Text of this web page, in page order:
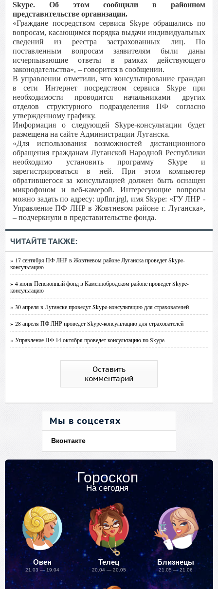
Skype. Об этом сообщили в районном
представительстве организации.
«Граждане посредством сервиса Skype обращались по
вопросам, касающимся порядка выдачи индивидуальных
сведений из реестра застрахованных лиц. По
поставленным вопросам заявителям были даны
исчерпывающие ответы в рамках действующего
законодательства», – говорится в сообщении.
В управлении отметили, что консультирование граждан
в сети Интернет посредством сервиса Skype при
необходимости проводится начальниками других
отделов структурного подразделения ПФ согласно
утвержденному графику.
Информация о следующей Skype-консультации будет
размещена на сайте Администрации Луганска.
«Для использования возможностей дистанционного
обращения гражданам Луганской Народной Республики
необходимо установить программу Skype и
зарегистрироваться в ней. При этом компьютер
обратившегося за консультацией должен быть оснащен
микрофоном и веб-камерой. Интересующие вопросы
можно задать по адресу: upflnr.jrgl, имя Skype: «ГУ ЛНР -
Управление ПФ ЛНР в Жовтневом районе г. Луганска»,
– подчеркнули в представительстве фонда.
ЧИТАЙТЕ ТАКЖЕ:
» 17 сентября ПФ ЛНР в Жовтневом районе Луганска проведет Skype-
консультацию
» 4 июня Пенсионный фонд в Каменнобродском районе проведет Skype-
консультацию
» 30 апреля в Луганске проведут Skype-консультацию для страхователей
» 28 апреля ПФ ЛНР проведет Skype-консультацию для страхователей
» Управление ПФ 14 октября проведет консультацию по Skype
Оставить
комментарий
Мы в соцсетях
Вконтакте
Гороскоп
На сегодня
Овен
21.03 — 19.04
Телец
20.04 — 20.05
Близнецы
21.05 — 21.06